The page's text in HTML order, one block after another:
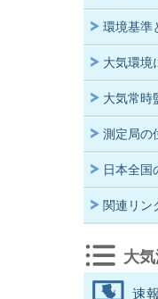
環境基準
大気環境
大気常時
測定局の
日本全国
関連リン
大
速